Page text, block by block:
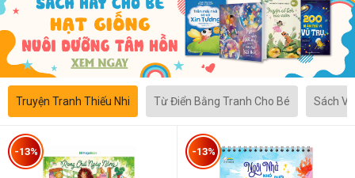
Truyện Tranh Thiếu Nhi Từ Điển Bằng Tranh Cho Bé Sách
-13% -13%